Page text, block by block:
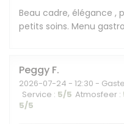
Beau cadre, élégance ,
petits soins. Menu
Peggy F
2026-07-24 - 12:30 -
Service : 5/5 Atmosfeer :
5/5